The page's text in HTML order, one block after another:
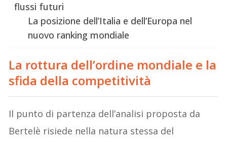
flussi futuri
La posizione dell’Italia e dell’Europa nel
nuovo ranking mondiale
La rottura dell’ordine mondiale e la
sfida della competitività
Il punto di partenza dell’analisi proposta da
Bertelè risiede nella natura stessa del